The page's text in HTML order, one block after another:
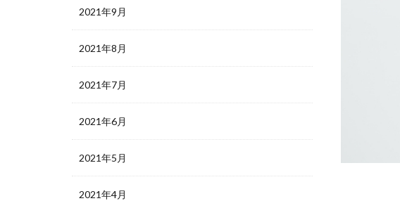
2021年9月
2021年8月
2021年7月
2021年6月
2021年5月
2021年4月